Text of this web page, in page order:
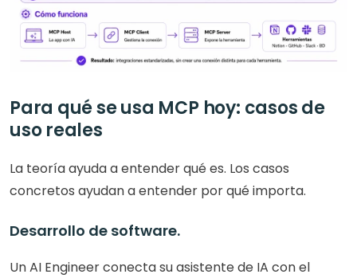
Para qué se usa MCP hoy: casos de
uso reales
La teoría ayuda a entender qué es. Los casos
concretos ayudan a entender por qué importa.
Desarrollo de software.
Un AI Engineer conecta su asistente de IA con el